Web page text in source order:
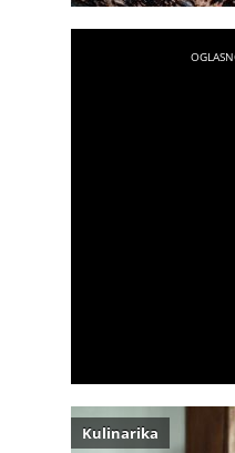
Kulinarika